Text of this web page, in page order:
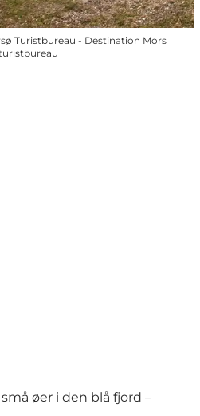
Turistbureau - Destination Mors
øer i den blå fjord –